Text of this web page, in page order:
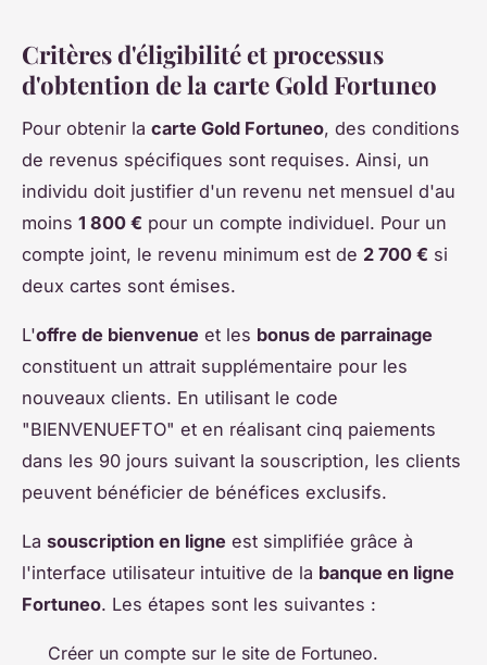
Critères d'éligibilité et processus
d'obtention de la carte Gold Fortuneo
Pour obtenir la carte Gold Fortuneo, des conditions
de revenus spécifiques sont requises. Ainsi, un
individu doit justifier d'un revenu net mensuel d'au
moins 1 800 € pour un compte individuel. Pour un
compte joint, le revenu minimum est de 2 700 € si
deux cartes sont émises.
L'offre de bienvenue et les bonus de parrainage
constituent un attrait supplémentaire pour les
nouveaux clients. En utilisant le code
"BIENVENUEFTO" et en réalisant cinq paiements
dans les 90 jours suivant la souscription, les clients
peuvent bénéficier de bénéfices exclusifs.
La souscription en ligne est simplifiée grâce à
l'interface utilisateur intuitive de la banque en ligne
Fortuneo. Les étapes sont les suivantes :
Créer un compte sur le site de Fortuneo.